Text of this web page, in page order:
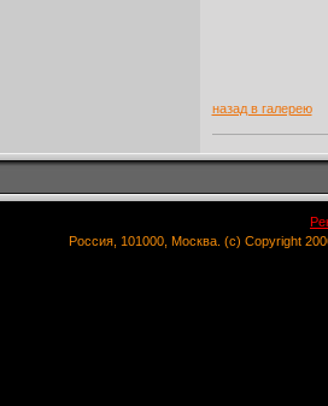
назад в галерею
Россия, 101000, Москва. (c) Copyright